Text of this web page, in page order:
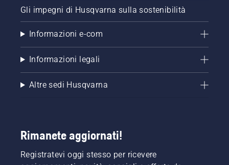
Gli impegni di Husqvarna sulla sostenibilità
Informazioni e-com
Informazioni legali
Altre sedi Husqvarna
Rimanete aggiornati!
Registratevi oggi stesso per ricevere